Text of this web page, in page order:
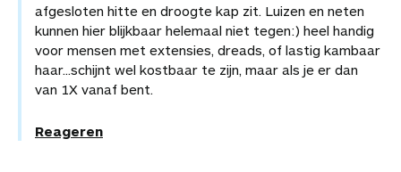
afgesloten hitte en droogte kap zit. Luizen en neten
kunnen hier blijkbaar helemaal niet tegen:) heel handig
voor mensen met extensies, dreads, of lastig kambaar
haar...schijnt wel kostbaar te zijn, maar als je er dan
van 1X vanaf bent.
Reageren